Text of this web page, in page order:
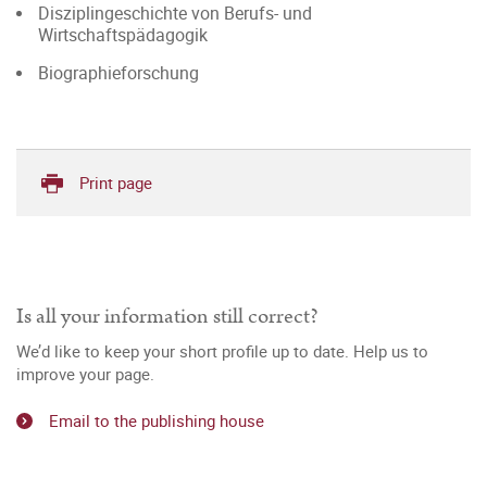
Disziplingeschichte von Berufs- und
Wirtschaftspädagogik
Biographieforschung
Print page
Is all your information still correct?
We’d like to keep your short profile up to date. Help us to
improve your page.
Email to the publishing house